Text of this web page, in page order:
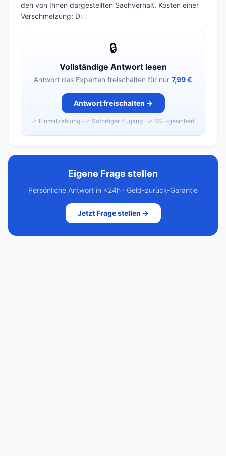
den von Ihnen dargestellten Sachverhalt. Kosten einer
Verschmelzung: Di...
🔒
Vollständige Antwort lesen
Antwort des Experten freischalten für nur 7,99 €
Antwort freischalten →
✓ Einmalzahlung · ✓ Sofortiger Zugang · ✓ SSL-gesichert
Eigene Frage stellen
Persönliche Antwort in <24h · Geld-zurück-Garantie
Jetzt Frage stellen →